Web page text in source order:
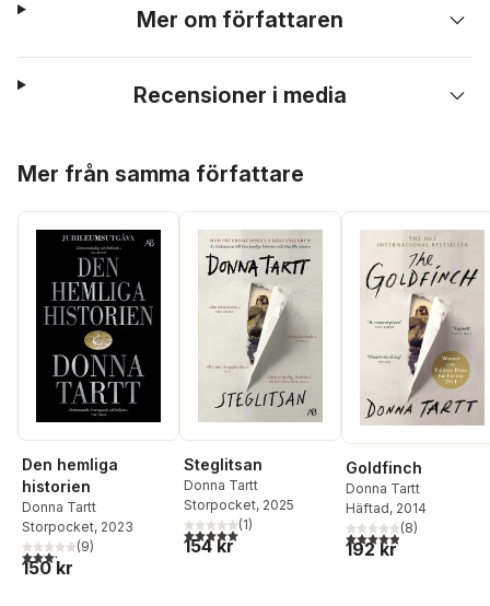
Mer om författaren
Recensioner i media
Mer från samma författare
Den hemliga
historien
Donna Tartt
Storpocket, 2023
3,2utav 5 stjärnor. Totalt antal röster:
(9)
150 kr
Steglitsan
Donna Tartt
Storpocket, 2025
5,0utav 5 stjärnor. Totalt antal röster:
(1)
154 kr
Goldfinch
Donna Tartt
Häftad, 2014
4,9utav 5 stjärnor.
(8)
192 kr